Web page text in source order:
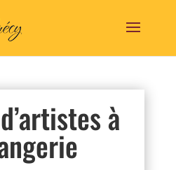
à